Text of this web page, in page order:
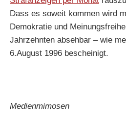
Dass es soweit kommen wird
Demokratie und
Jahrzehnten absehbar – wie
6.August 1996 bescheinigt.
Medienmimosen